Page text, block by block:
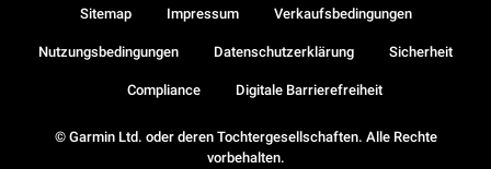
© Garmin Ltd. oder deren Tochtergesellschaften. Alle Rechte
vorbehalten.
Sitemap Impressum Verkaufsbedingungen
Nutzungsbedingungen Datenschutzerklärung Sicherheit
Compliance Digitale Barrierefreiheit